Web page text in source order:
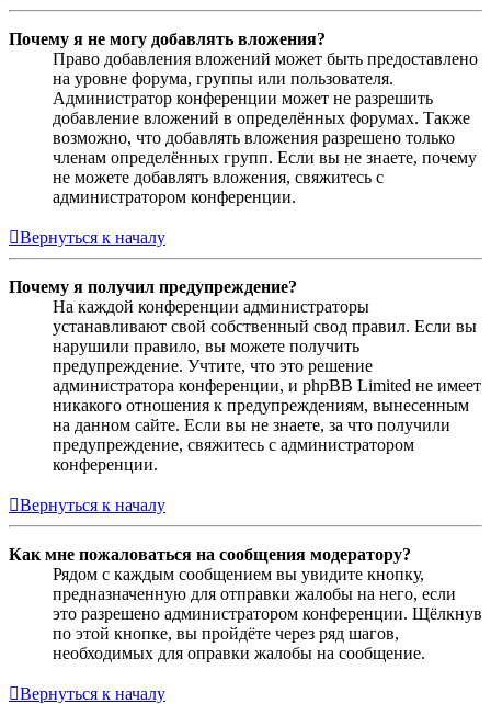
Почему я не могу добавлять вложения?
Право добавления вложений может быть предоставлено
на уровне форума, группы или пользователя.
Администратор конференции может не разрешить
добавление вложений в определённых форумах. Также
возможно, что добавлять вложения разрешено только
членам определённых групп. Если вы не знаете, почему
не можете добавлять вложения, свяжитесь с
администратором конференции.
Вернуться к началу
Почему я получил предупреждение?
На каждой конференции администраторы
устанавливают свой собственный свод правил. Если вы
нарушили правило, вы можете получить
предупреждение. Учтите, что это решение
администратора конференции, и phpBB Limited не имеет
никакого отношения к предупреждениям, вынесенным
на данном сайте. Если вы не знаете, за что получили
предупреждение, свяжитесь с администратором
конференции.
Вернуться к началу
Как мне пожаловаться на сообщения модератору?
Рядом с каждым сообщением вы увидите кнопку,
предназначенную для отправки жалобы на него, если
это разрешено администратором конференции. Щёлкнув
по этой кнопке, вы пройдёте через ряд шагов,
необходимых для оправки жалобы на сообщение.
Вернуться к началу